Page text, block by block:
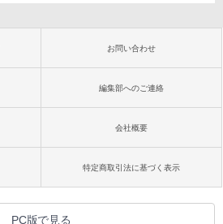
お問い合わせ
編集部へのご連絡
会社概要
特定商取引法に基づく表示
PC版で見る